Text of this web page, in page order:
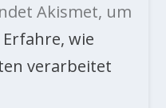
Akismet, um
Erfahre, wie
verarbeitet